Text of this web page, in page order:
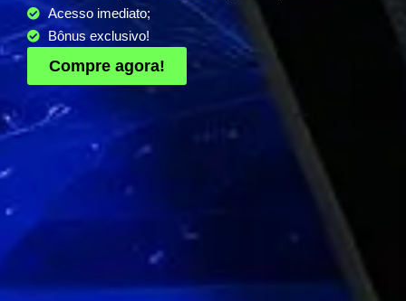
Acesso imediato;
Bônus exclusivo!
Compre agora!